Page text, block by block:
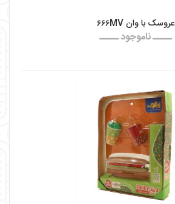
عروسک با وان ۶۶۶MV
ـــــ ناموجود ـــــ